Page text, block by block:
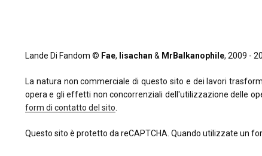
Lande Di Fandom © Fae, lisachan & MrBalkanophile, 2009 -
La natura non commerciale di questo sito e dei lavori
opera e gli effetti non concorrenziali dell'utilizzazione delle
form di contatto del sito.
Questo sito è protetto da reCAPTCHA. Quando utilizzate un